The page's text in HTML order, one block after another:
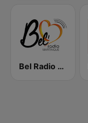
Bel Radio Martinique